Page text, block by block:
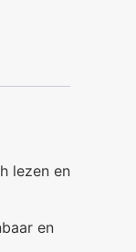
lezen en
en